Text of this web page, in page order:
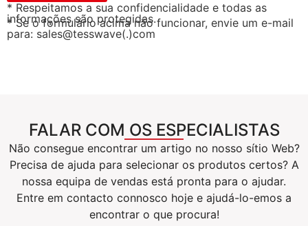
* Respeitamos a sua confidencialidade e todas as
informações são protegidas.
* Se o formulário acima não funcionar, envie um e-mail
para: sales@tesswave(.)com
FALAR COM OS ESPECIALISTAS
Não consegue encontrar um artigo no nosso sítio Web?
Precisa de ajuda para selecionar os produtos certos? A
nossa equipa de vendas está pronta para o ajudar.
Entre em contacto connosco hoje e ajudá-lo-emos a
encontrar o que procura!